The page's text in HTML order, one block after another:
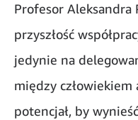
Profesor Aleksandra
przyszłość
jedynie na
między
potencjał, by